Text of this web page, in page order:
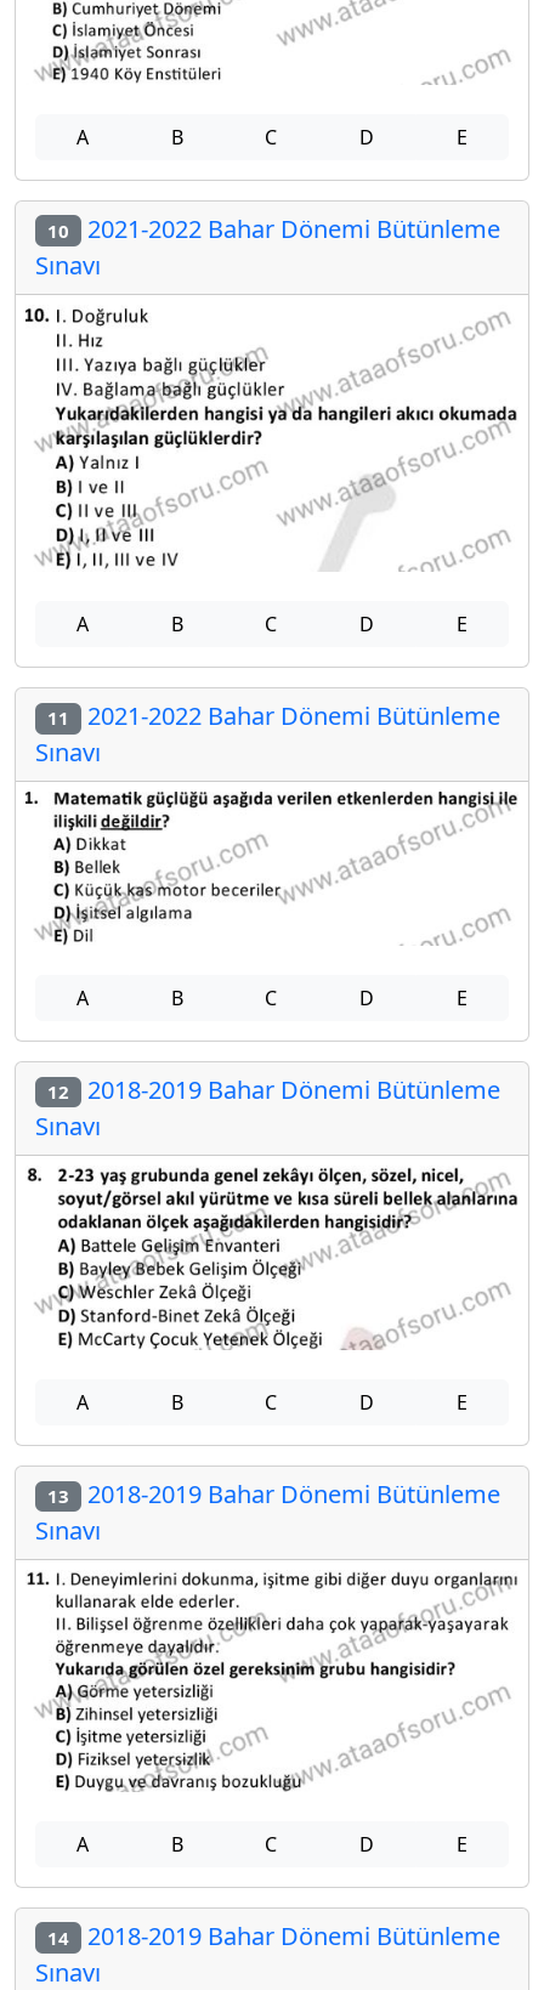
A B C D E
10 2021-2022 Bahar Dönemi Bütünleme
Sınavı
A B C D E
11 2021-2022 Bahar Dönemi Bütünleme
Sınavı
A B C D E
12 2018-2019 Bahar Dönemi Bütünleme
Sınavı
A B C D E
13 2018-2019 Bahar Dönemi Bütünleme
Sınavı
A B C D E
14 2018-2019 Bahar Dönemi Bütünleme
Sınavı